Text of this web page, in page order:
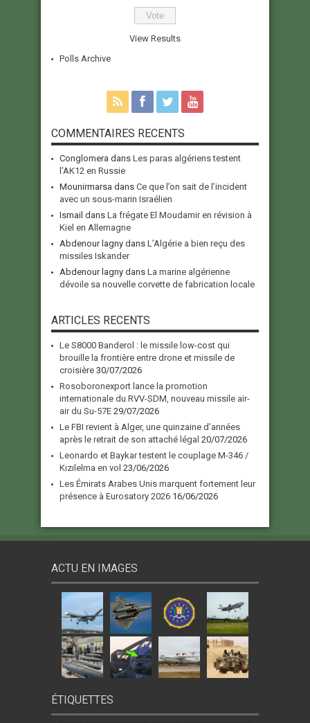
View Results
Polls Archive
COMMENTAIRES RECENTS
Conglomera dans Les paras algériens testent
l’AK12 en Russie
Mounirmarsa dans Ce que l’on sait de l’incident
avec un sous-marin Israélien
Ismail dans La frégate El Moudamir en révision à
Kiel en Allemagne
Abdenour lagny dans L’Algérie a bien reçu des
missiles Iskander
Abdenour lagny dans La marine algérienne
dévoile sa nouvelle corvette de fabrication locale
ARTICLES RECENTS
Le S8000 Banderol : le missile low-cost qui
brouille la frontière entre drone et missile de
croisière 30/07/2026
Rosoboronexport lance la promotion
internationale du RVV-SDM, nouveau missile air-
air du Su-57E 29/07/2026
Le FBI revient à Alger, une quinzaine d’années
après le retrait de son attaché légal 20/07/2026
Leonardo et Baykar testent le couplage M-346 /
Kızılelma en vol 23/06/2026
Les Émirats Arabes Unis marquent fortement leur
présence à Eurosatory 2026 16/06/2026
ACTU EN IMAGES
ÉTIQUETTES